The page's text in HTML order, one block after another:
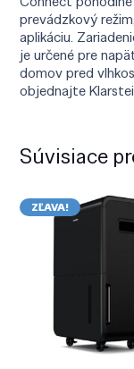
prevádzkový
aplikáciu.
je určené pre
domov pred
objednajte
Súvisiace
ZĽAVA!